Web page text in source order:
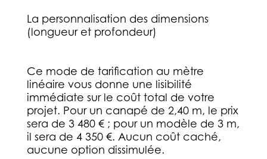
La personnalisation des dimensions
(longueur et profondeur)
Ce mode de tarification au mètre
linéaire vous donne une lisibilité
immédiate sur le coût total de votre
projet. Pour un canapé de 2,40 m, le prix
sera de 3 480 € ; pour un modèle de 3 m,
il sera de 4 350 €. Aucun coût caché,
aucune option dissimulée.